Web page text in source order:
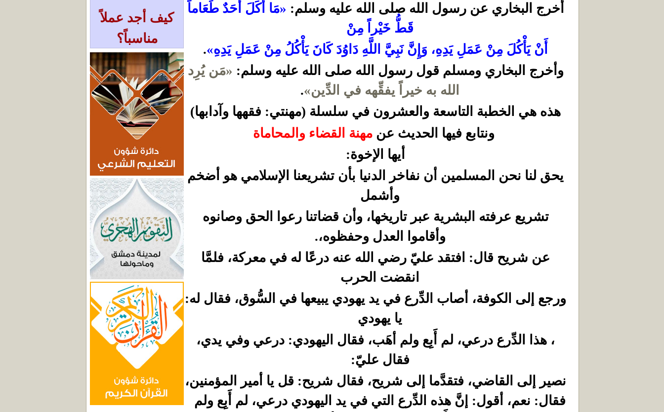
كيف أجد عملاً
مناسباً؟
« أرشيف الخطب
أخرج البخاري عن رسول الله صلى الله عليه وسلم: «مَا أَكَلَ أَحَدٌ طَعَاماً
قَطُّ خَيْراً مِنْ
أَنْ يَأْكُلَ مِنْ عَمَلِ يَدِهِ، وَإِنَّ نَبِيَّ اللَّهِ دَاوُدَ كَانَ يَأْكُلُ مِنْ عَمَلِ يَدِهِ».
وأخرج البخاري ومسلم قول رسول الله صلى الله عليه وسلم: «مَن يُرِد
الله به خيراً يفقِّهه في الدِّين».
هذه هي الخطبة التاسعة والعشرون في سلسلة (مهنتي: فقهها وآدابها)
ونتابع فيها الحديث عن مهنة القضاء والمحاماة
أيها الإخوة:
يحق لنا نحن المسلمين أن نفاخر الدنيا بأن تشريعنا الإسلامي هو أضخم
وأشمل
تشريع عرفته البشرية عبر تاريخها، وأن قضاتنا رعوا الحق وصانوه
وأقاموا العدل وحفظوه،.
عن شريح قال: افتقد عليّ رضي الله عنه درعًا له في معركة، فلمَّا
انقضت الحرب
ورجع إلى الكوفة، أصاب الدِّرع في يد يهودي يبيعها في السُّوق، فقال له:
يا يهودي
، هذا الدِّرع درعي، لم أَبِع ولم أهَب، فقال اليهودي: درعي وفي يدي،
فقال عليّ:
نصير إلى القاضي، فتقدَّما إلى شريح، فقال شريح: قل يا أمير المؤمنين،
فقال: نعم، أقول: إنَّ هذه الدِّرع التي في يد اليهودي درعي، لم أَبِع ولم